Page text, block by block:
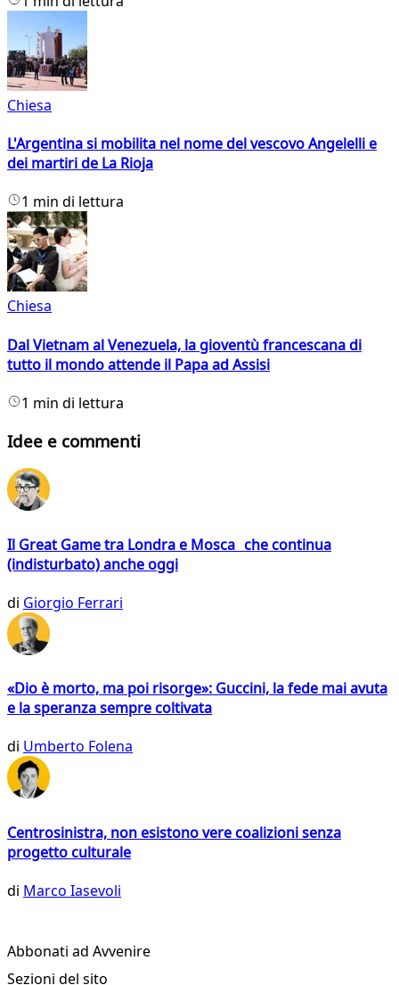
Chiesa
L'Argentina si mobilita nel nome del vescovo Angelelli e
dei martiri de La Rioja
1 min di lettura
Chiesa
Dal Vietnam al Venezuela, la gioventù francescana di
tutto il mondo attende il Papa ad Assisi
1 min di lettura
Idee e commenti
Il Great Game tra Londra e Mosca che continua
(indisturbato) anche oggi
di Giorgio Ferrari
«Dio è morto, ma poi risorge»: Guccini, la fede mai avuta
e la speranza sempre coltivata
di Umberto Folena
Centrosinistra, non esistono vere coalizioni senza
progetto culturale
di Marco Iasevoli
Abbonati ad Avvenire
Sezioni del sito